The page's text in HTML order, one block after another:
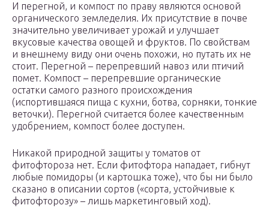
И перегной, и компост по праву являются основой
органического земледелия. Их присутствие в почве
значительно увеличивает урожай и улучшает
вкусовые качества овощей и фруктов. По свойствам
и внешнему виду они очень похожи, но путать их не
стоит. Перегной – перепревший навоз или птичий
помет. Компост – перепревшие органические
остатки самого разного происхождения
(испортившаяся пища с кухни, ботва, сорняки, тонкие
веточки). Перегной считается более качественным
удобрением, компост более доступен.
Никакой природной защиты у томатов от
фитофтороза нет. Если фитофтора нападает, гибнут
любые помидоры (и картошка тоже), что бы ни было
сказано в описании сортов («сорта, устойчивые к
фитофторозу» – лишь маркетинговый ход).